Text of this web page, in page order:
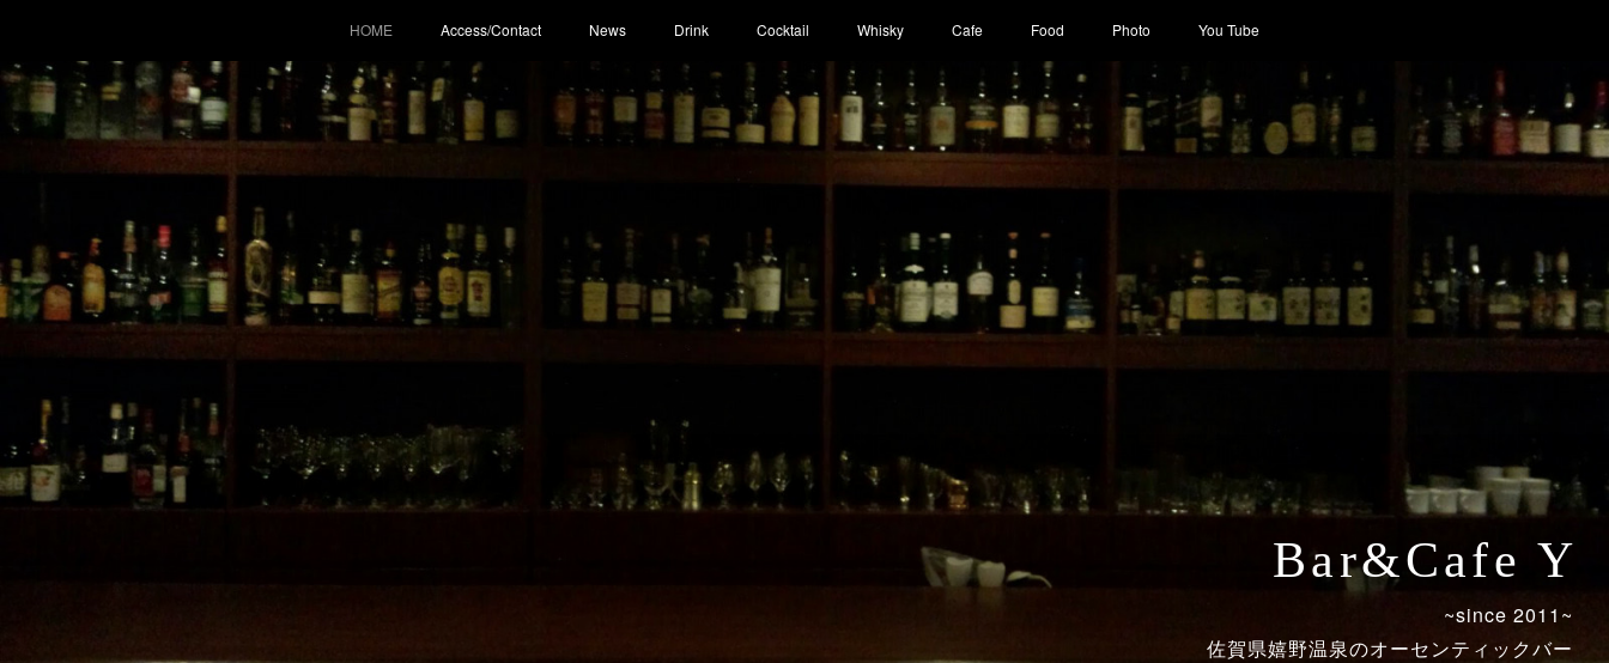
HOME Access/Contact News Drink Cocktail Whisky Cafe Food Photo You Tube
Bar&Cafe Y
~since 2011~
佐賀県嬉野温泉のオーセンティックバー